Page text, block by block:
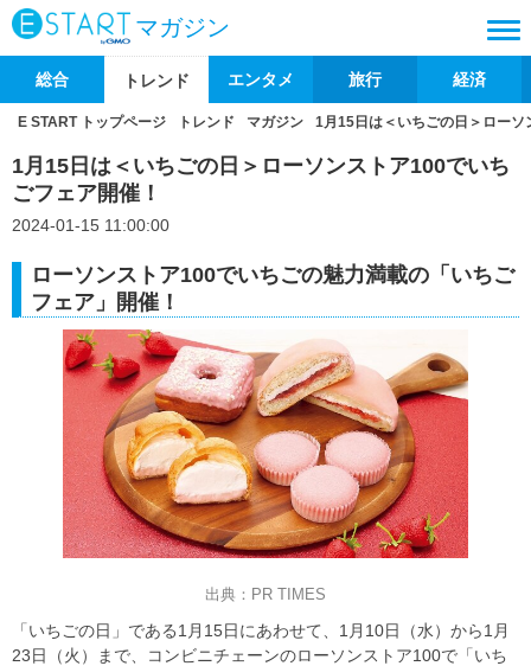
マガジン
総合 トレンド エンタメ 旅行 経済
E START トップページ トレンド マガジン 1月15日は＜いちごの日＞ロー
1月15日は＜いちごの日＞ローソンストア100でいち
ごフェア開催！
2024-01-15 11:00:00
ローソンストア100でいちごの魅力満載の「いちご
フェア」開催！
出典：PR TIMES
「いちごの日」である1月15日にあわせて、1月10日（水）から1月
23日（火）まで、コンビニチェーンのローソンストア100で「いち